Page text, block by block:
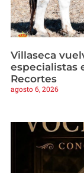
Villaseca
especialistas
Recortes
agosto 6, 2026